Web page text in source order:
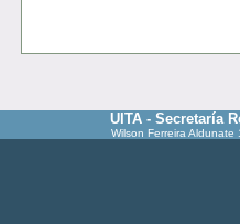
UITA - Secretaría
Wilson Ferreira